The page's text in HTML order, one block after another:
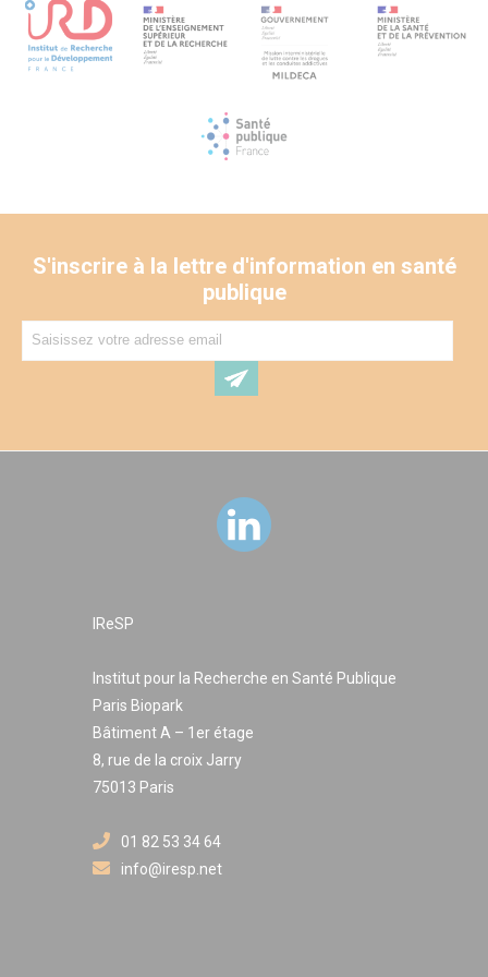
S'inscrire à la lettre d'information en santé
publique
IReSP
Institut pour la Recherche en Santé Publique
Paris Biopark
Bâtiment A – 1er étage
8, rue de la croix Jarry
75013 Paris
01 82 53 34 64
info@iresp.net